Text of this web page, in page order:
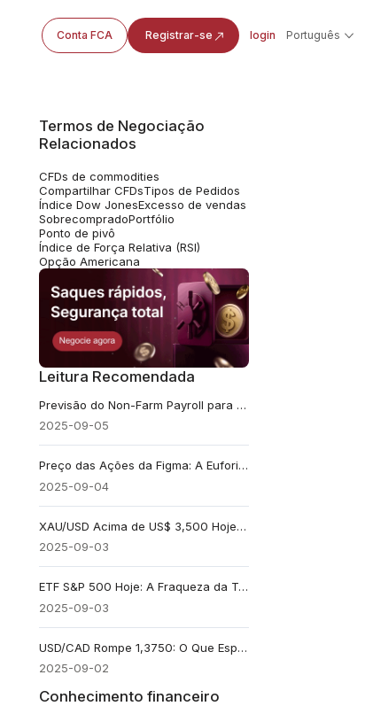
Conta FCA Registrar-se login Português
Termos de Negociação
Relacionados
CFDs de commodities
Compartilhar CFDsTipos de Pedidos
Índice Dow JonesExcesso de vendas
SobrecompradoPortfólio
Ponto de pivô
Índice de Força Relativa (RSI)
Opção Americana
Leitura Recomendada
Previsão do Non-Farm Payroll para Agosto: Um Sinal de Esfriamento do Mercado de Trabalho?
2025-09-05
Preço das Ações da Figma: A Euforia da Era do IPO Está Acabando Agora?
2025-09-04
XAU/USD Acima de US$ 3,500 Hoje em Meio a Especulações Sobre Corte de Juros do Fed
2025-09-03
ETF S&P 500 Hoje: A Fraqueza da Tecnologia Está Impulsionando a Retração?
2025-09-03
USD/CAD Rompe 1,3750: O Que Esperar Para o Par?
2025-09-02
Conhecimento financeiro